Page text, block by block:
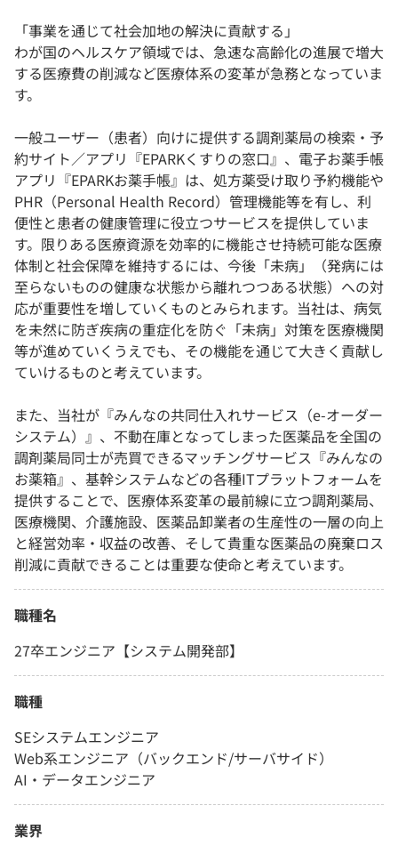
「事業を通じて社会加地の解決に貢献する」
わが国のヘルスケア領域では、急速な高齢化の進展で増大
する医療費の削減など医療体系の変革が急務となっていま
す。
一般ユーザー（患者）向けに提供する調剤薬局の検索・予
約サイト／アプリ『EPARKくすりの窓口』、電子お薬手帳
アプリ『EPARKお薬手帳』は、処方薬受け取り予約機能や
PHR（Personal Health Record）管理機能等を有し、利
便性と患者の健康管理に役立つサービスを提供していま
す。限りある医療資源を効率的に機能させ持続可能な医療
体制と社会保障を維持するには、今後「未病」（発病には
至らないものの健康な状態から離れつつある状態）への対
応が重要性を増していくものとみられます。当社は、病気
を未然に防ぎ疾病の重症化を防ぐ「未病」対策を医療機関
等が進めていくうえでも、その機能を通じて大きく貢献し
ていけるものと考えています。
また、当社が『みんなの共同仕入れサービス（e-オーダー
システム）』、不動在庫となってしまった医薬品を全国の
調剤薬局同士が売買できるマッチングサービス『みんなの
お薬箱』、基幹システムなどの各種ITプラットフォームを
提供することで、医療体系変革の最前線に立つ調剤薬局、
医療機関、介護施設、医薬品卸業者の生産性の一層の向上
と経営効率・収益の改善、そして貴重な医薬品の廃棄ロス
削減に貢献できることは重要な使命と考えています。
職種名
27卒エンジニア【システム開発部】
職種
SEシステムエンジニア
Web系エンジニア（バックエンド/サーバサイド）
AI・データエンジニア
業界